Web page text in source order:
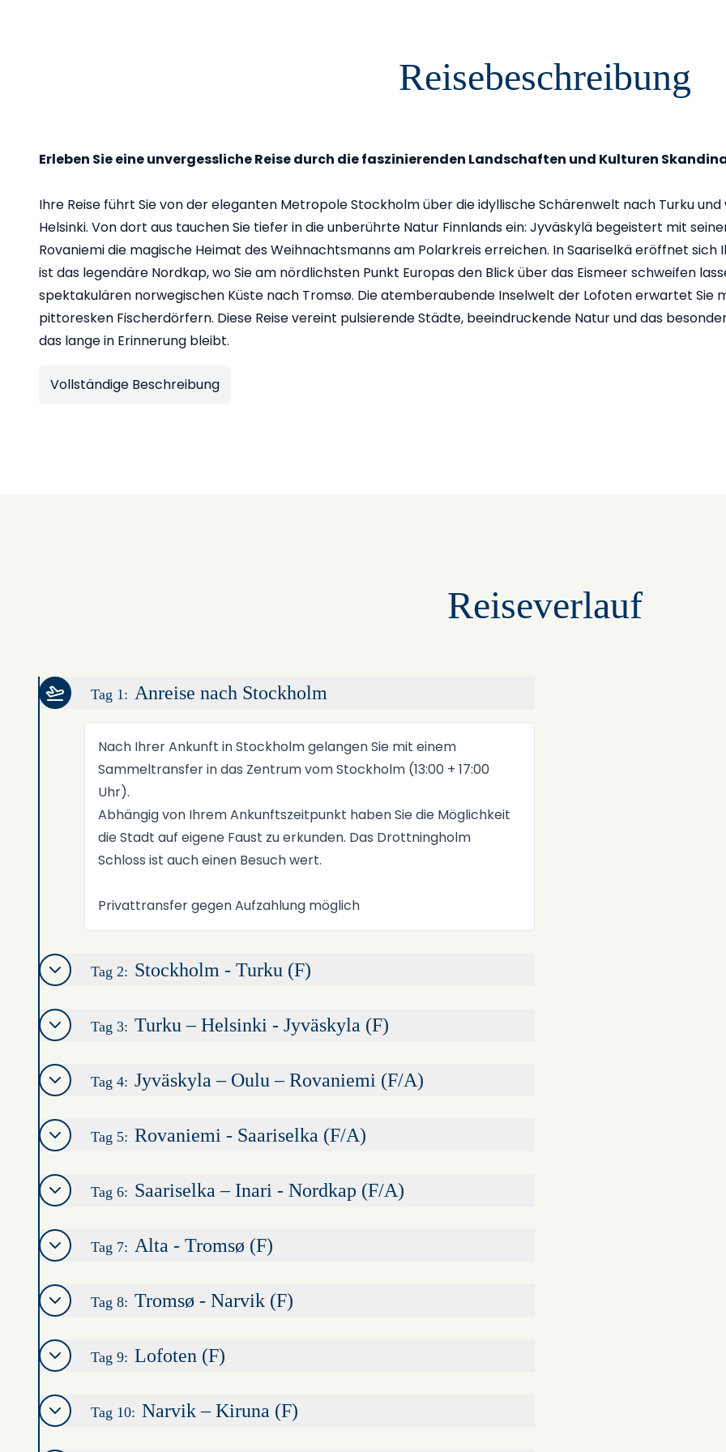
Reisebeschreibung
Erleben Sie eine unvergessliche Reise durch die faszinierenden Landschaften und Kulturen
Ihre Reise führt Sie von der eleganten Metropole Stockholm über die idyllische Schärenwelt nach Turku
Helsinki. Von dort aus tauchen Sie tiefer in die unberührte Natur Finnlands ein: Jyväskylä begeistert mit
Rovaniemi die magische Heimat des Weihnachtsmanns am Polarkreis erreichen. In Saariselkä eröffnet sich
ist das legendäre Nordkap, wo Sie am nördlichsten Punkt Europas den Blick über das Eismeer schweifen
spektakulären norwegischen Küste nach Tromsø. Die atemberaubende Inselwelt der Lofoten erwartet Sie
pittoresken Fischerdörfern. Diese Reise vereint pulsierende Städte, beeindruckende Natur und das
das lange in Erinnerung bleibt.
Vollständige Beschreibung
Reiseverlauf
Tag 1: Anreise nach Stockholm
Nach Ihrer Ankunft in Stockholm gelangen Sie mit einem
Sammeltransfer in das Zentrum vom Stockholm (13:00 + 17:00
Uhr).
Abhängig von Ihrem Ankunftszeitpunkt haben Sie die Möglichkeit
die Stadt auf eigene Faust zu erkunden. Das Drottningholm
Schloss ist auch einen Besuch wert.
Privattransfer gegen Aufzahlung möglich
Tag 2: Stockholm - Turku (F)
Tag 3: Turku – Helsinki - Jyväskyla (F)
Tag 4: Jyväskyla – Oulu – Rovaniemi (F/A)
Tag 5: Rovaniemi - Saariselka (F/A)
Tag 6: Saariselka – Inari - Nordkap (F/A)
Tag 7: Alta - Tromsø (F)
Tag 8: Tromsø - Narvik (F)
Tag 9: Lofoten (F)
Tag 10: Narvik – Kiruna (F)